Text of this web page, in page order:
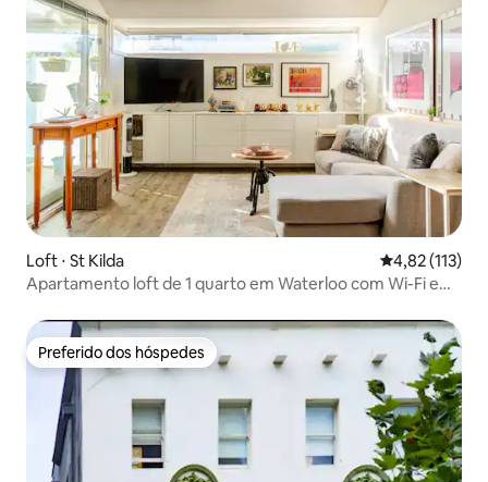
Loft ⋅ St Kilda 4,82 de uma
4,82 (113)
Apartamento loft de 1 quarto em Waterloo com Wi-Fi e
Preferido dos hóspedes
Preferido dos hóspedes